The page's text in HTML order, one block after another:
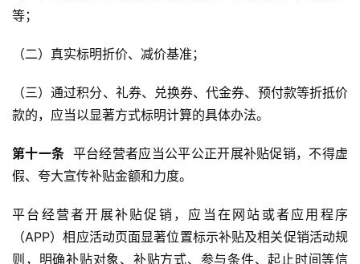
等；
（二）真实标明折价、减价基准；
（三）通过积分、礼券、兑换券、代金券、预付款等折抵价
款的，应当以显著方式标明计算的具体办法。
第十一条 平台经营者应当公平公正开展补贴促销，不得虚
假、夸大宣传补贴金额和力度。
平台经营者开展补贴促销，应当在网站或者应用程序
（APP）相应活动页面显著位置标示补贴及相关促销活动规
则，明确补贴对象、补贴方式、参与条件、起止时间等信